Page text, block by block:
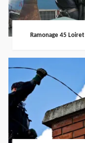
Ramonage 45 Loiret